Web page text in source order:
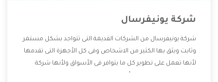
شركة يونيفرسال
شركة يونيفرسال من الشركات القديمة التى تتواجد بشكل مستمر
وثابت ويثق بها الكثير من الاشخاص وفى كل الأجهزة التى تقدمها
لأنها تعمل على تطوير كل ما يتوافر فى الأسواق ولأنها شركة